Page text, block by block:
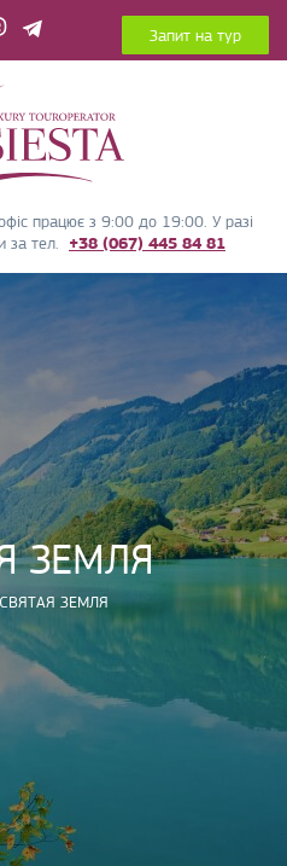
працює з 9:00 до 19:00. У разі
за тел. +38 (067) 445 84 81
Запит на тур
ЗЕМЛЯ
СВЯТАЯ ЗЕМЛЯ